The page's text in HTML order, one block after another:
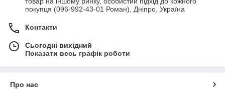
покупця (096-992-43-01 Роман), Дніпро, Україна
Контакти
Сьогодні вихідний
Показати весь графік роботи
Про нас